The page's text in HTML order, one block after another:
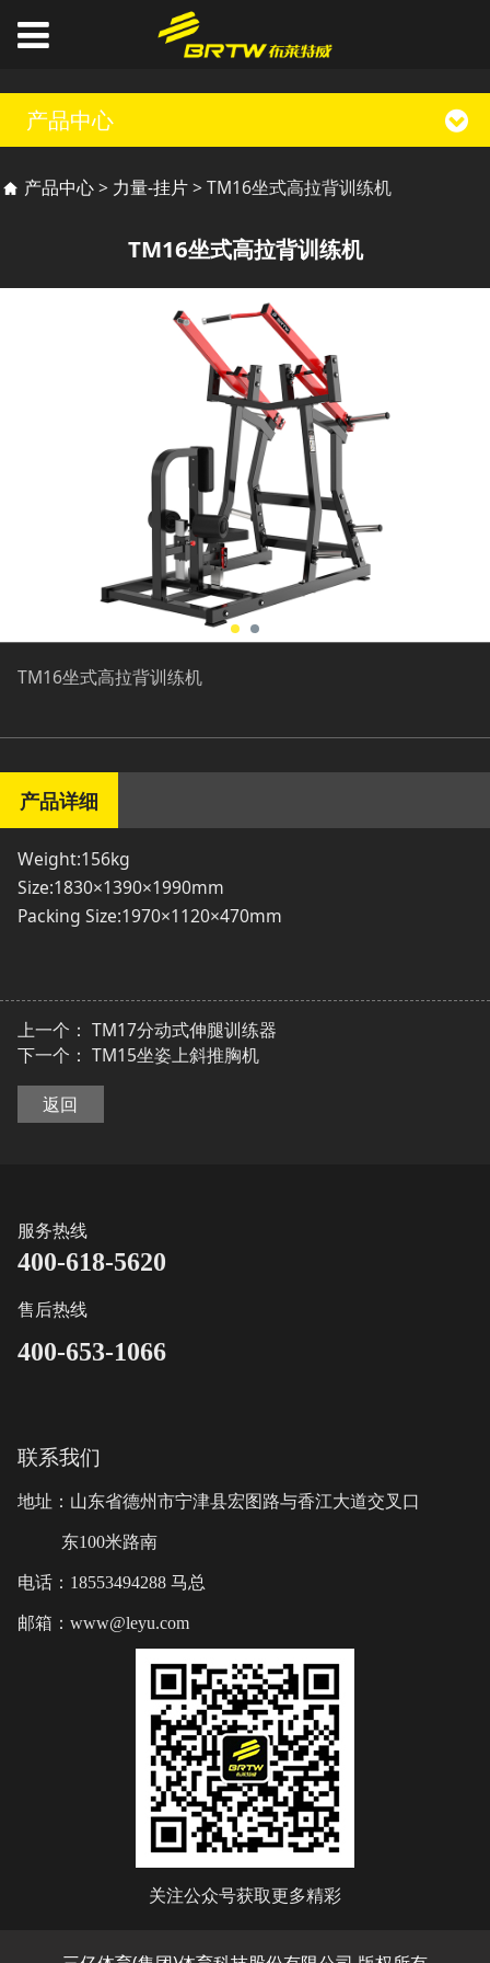
产品中心
TM16坐式高拉背训练机
产品中心> 力量-挂片>TM16坐式高拉背训练机
TM16坐式高拉背训练机
TM16坐式高拉背训练机
产品详细
Weight:156kg
Size:1830×1390×1990mm
Packing Size:1970×1120×470mm
上一个： TM17分动式伸腿训练器
下一个： TM15坐姿上斜推胸机
返回
服务热线
400-618-5620
售后热线
400-653-1066
联系我们
地址：山东省德州市宁津县宏图路与香江大道交叉口
东100米路南
电话：18553494288 马总
邮箱：www@leyu.com
关注公众号获取更多精彩